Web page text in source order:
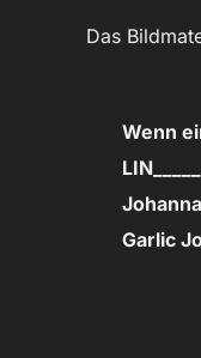
Das
Wenn
Garlic